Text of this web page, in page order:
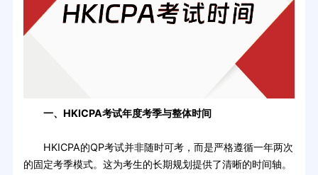
一、HKICPA考试年度考季与整体时间
HKICPA的QP考试并非随时可考，而是严格遵循一年两次
的固定考季模式。这为考生的长期规划提供了清晰的时间轴。